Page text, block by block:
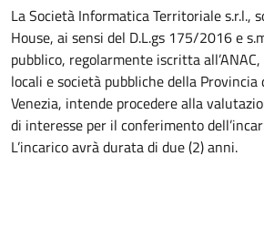
La Società Informatica Territoriale s.r.l.,
House, ai sensi del D.L.gs 175/2016 e
pubblico, regolarmente iscritta
locali e società pubbliche della Provincia
Venezia, intende procedere alla
di interesse per il conferimento
L’incarico avrà durata di due (2) anni.